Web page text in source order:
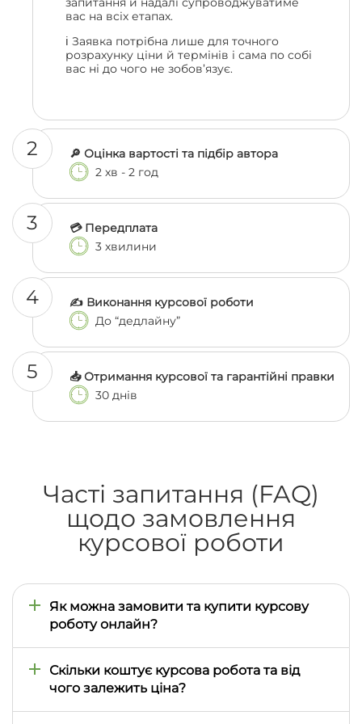
вас на всіх етапах.
ℹ️ Заявка потрібна лише для точного
розрахунку ціни й термінів і сама по собі
вас ні до чого не зобов’язує.
2
🔎 Оцінка вартості та підбір автора
2 хв - 2 год
3
💳 Передплата
3 хвилини
4
✍️ Виконання курсової роботи
До “дедлайну”
5
📥 Отримання курсової та гарантійні правки
30 днів
Часті запитання (FAQ)
щодо замовлення
курсової роботи
Як можна замовити та купити курсову
роботу онлайн?
будь-якому іншому місті України найзручніше
через спеціалізовану онлайн-платформу
na5ku.com.ua. Для цього необхідно заповнити
онлайн-заявку, чітко вказавши тему, обсяг, усі
Скільки коштує курсова робота та від
чого залежить ціна?